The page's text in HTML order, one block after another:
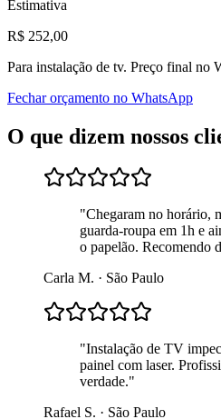
Estimativa
R$ 252,00
Para instalação de tv. Preço final no
Fechar orçamento no WhatsApp
O que dizem nossos
"Chegaram no horário,
guarda-roupa em 1h e
o papelão. Recomendo
Carla M. · São Paulo
"Instalação de TV
painel com laser.
verdade."
Rafael S. · São Paulo